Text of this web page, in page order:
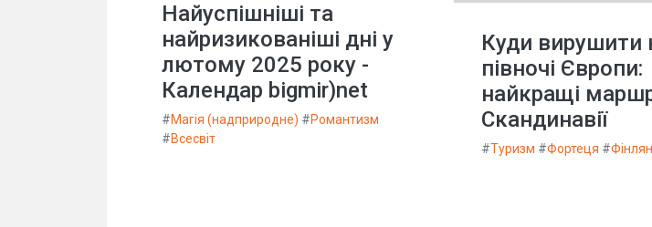
Найуспішніші та
найризикованіші дні у
лютому 2025 року -
Календар bigmir)net
#Магія (надприродне) #Романтизм
#Всесвіт
Куди вирушити
півночі Європи:
найкращі
Скандинавії
#Туризм #Фортеця #